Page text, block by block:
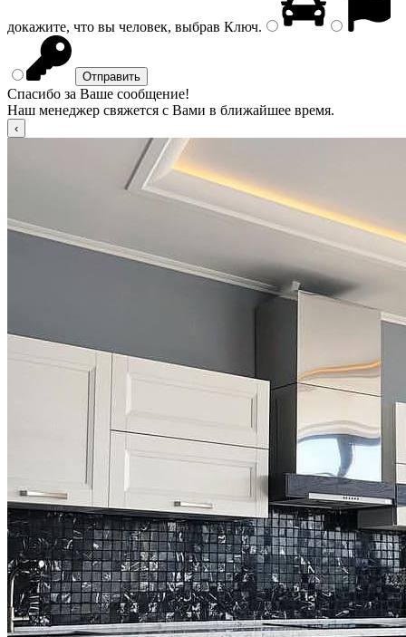
докажите, что вы человек, выбрав Ключ.
Спасибо за Ваше сообщение!
Наш менеджер свяжется с Вами в ближайшее время.